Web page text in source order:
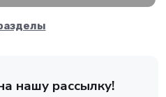
нашу рассылку!